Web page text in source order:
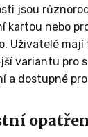
jsou
kartou nebo
Uživatelé
variantu pro
a dostupné